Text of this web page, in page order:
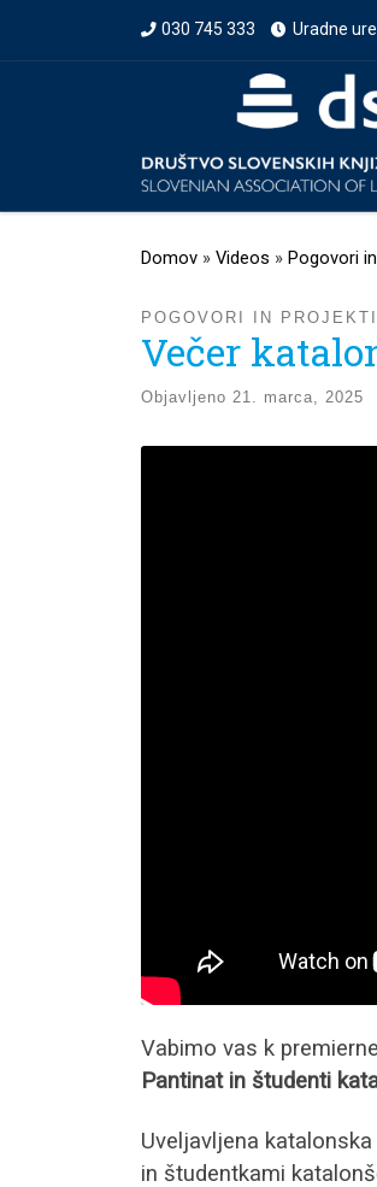
Prikaži vso vsebino030 745 333 Uradne
Domov » Videos » Pogovori
POGOVORI IN PROJEKTI
Večer
Objavljeno 21. marca, 2025
Vabimo vas k
Pantinat in študenti
Uveljavljena
in študentkami